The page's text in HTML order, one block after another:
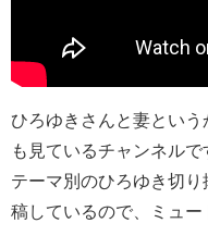
ひろゆきさんと妻という
も見ているチャンネルで
テーマ別のひろゆき切
稿しているので、ミュー